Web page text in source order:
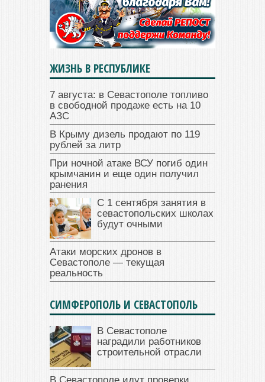
ЖИЗНЬ В РЕСПУБЛИКЕ
7 августа: в Севастополе топливо
в свободной продаже есть на 10
АЗС
В Крыму дизель продают по 119
рублей за литр
При ночной атаке ВСУ погиб один
крымчанин и еще один получил
ранения
С 1 сентября занятия в
севастопольских школах
будут очными
Атаки морских дронов в
Севастополе — текущая
реальность
СИМФЕРОПОЛЬ И СЕВАСТОПОЛЬ
В Севастополе
наградили работников
строительной отрасли